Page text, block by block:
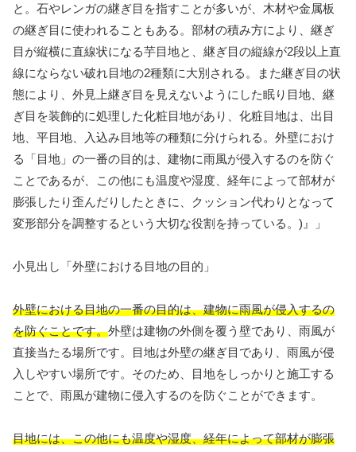
と。石やレンガの継ぎ目を指すことが多いが、木材や金属板
の継ぎ目に使われることもある。部材の積み方により、継ぎ
目が縦横に直線状になる芋目地と、継ぎ目の縦線が2段以上直
線にならない破れ目地の2種類に大別される。また継ぎ目の状
態により、外見上継ぎ目を見えないようにした眠り目地、継
ぎ目を装飾的に処理した化粧目地があり、化粧目地は、出目
地、平目地、入込み目地等の種類に分けられる。外壁におけ
る「目地」の一番の目的は、建物に雨風が侵入するのを防ぐ
ことであるが、この他にも温度や湿度、経年によって部材が
膨張したり歪んだりしたときに、クッション代わりとなって
変形部分を調整するという大切な役割を持っている。)』」
小見出し「外壁における目地の目的」
外壁における目地の一番の目的は、建物に雨風が侵入するの
を防ぐことです。外壁は建物の外側を覆う壁であり、雨風が
直接当たる場所です。目地は外壁の継ぎ目であり、雨風が侵
入しやすい場所です。そのため、目地をしっかりと施工する
ことで、雨風が建物に侵入するのを防ぐことができます。
目地には、この他にも温度や湿度、経年によって部材が膨張